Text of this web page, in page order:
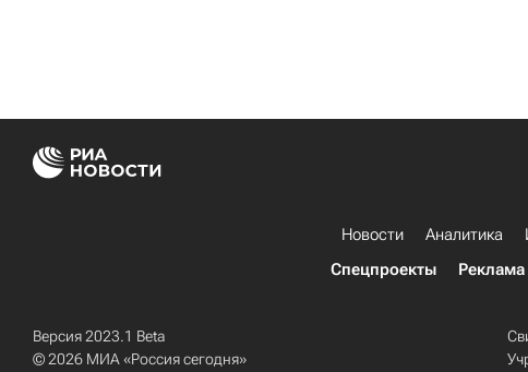
Новости Аналитика
Спецпроекты
Реклама
Версия 2023.1 Beta
© 2026 МИА «Россия сегодня»